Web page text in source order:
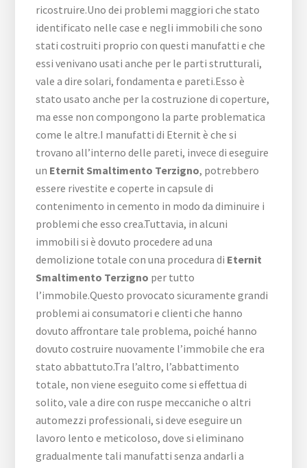
ricostruire.Uno dei problemi maggiori che stato
identificato nelle case e negli immobili che sono
stati costruiti proprio con questi manufatti e che
essi venivano usati anche per le parti strutturali,
vale a dire solari, fondamenta e pareti.Esso è
stato usato anche per la costruzione di coperture,
ma esse non compongono la parte problematica
come le altre.I manufatti di Eternit è che si
trovano all’interno delle pareti, invece di eseguire
un Eternit Smaltimento Terzigno, potrebbero
essere rivestite e coperte in capsule di
contenimento in cemento in modo da diminuire i
problemi che esso crea.Tuttavia, in alcuni
immobili si è dovuto procedere ad una
demolizione totale con una procedura di Eternit
Smaltimento Terzigno per tutto
l’immobile.Questo provocato sicuramente grandi
problemi ai consumatori e clienti che hanno
dovuto affrontare tale problema, poiché hanno
dovuto costruire nuovamente l’immobile che era
stato abbattuto.Tra l’altro, l’abbattimento
totale, non viene eseguito come si effettua di
solito, vale a dire con ruspe meccaniche o altri
automezzi professionali, si deve eseguire un
lavoro lento e meticoloso, dove si eliminano
gradualmente tali manufatti senza andarli a